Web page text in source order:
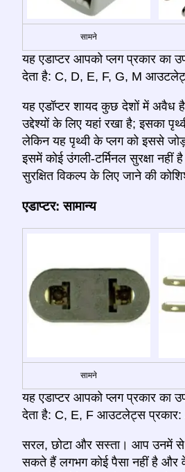
सामने
यह एडाप्टर आपको प्लग प्रकार का
देता है: C, D, E, F, G, M
यह एडॉप्टर शायद कुछ देशों में अवैध
उद्देश्यों के लिए यहां रखा है; इसका
लेकिन यह पृथ्वी के प्लग को इससे
इसमें कोई उंगली-टर्मिनल सुरक्षा
सुरक्षित विकल्प के लिए जाने की
एडाप्टर: सामान्य
सामने
यह एडाप्टर आपको प्लग प्रकार का
देता है: C, E, F आउटलेट्स प्रकार:
सरल, छोटा और सस्ता। आप उनमें से
सकते हैं लगभग कोई पैसा नहीं है और